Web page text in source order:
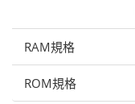
RAM規格
ROM規格